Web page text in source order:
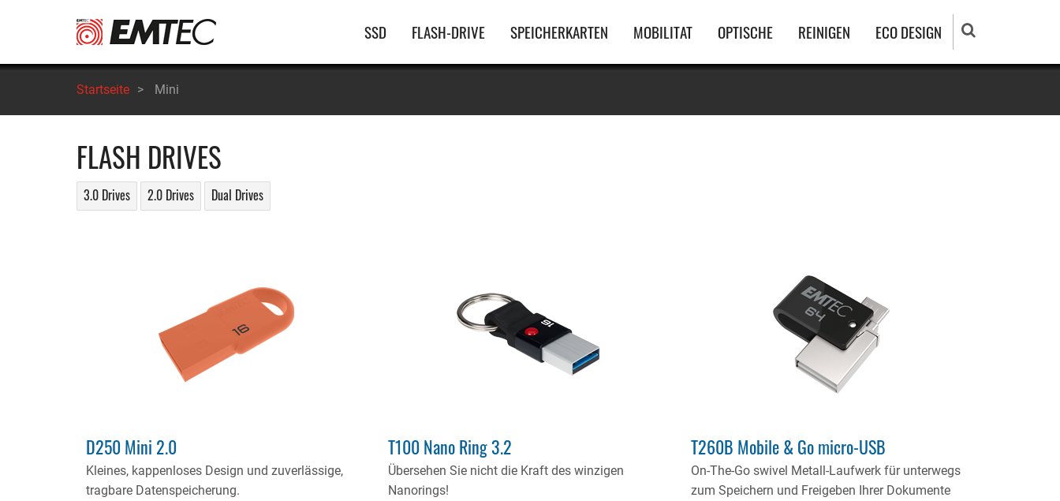
Hauptnavigation
SSD FLASH-DRIVE SPEICHERKARTEN MOBILITAT OPTISCHE REINIGEN ECO DESIGN
Startseite > Mini
FLASH DRIVES
3.0 Drives 2.0 Drives Dual Drives
D250 Mini 2.0
Kleines, kappenloses Design und zuverlässige,
tragbare Datenspeicherung.
T100 Nano Ring 3.2
Übersehen Sie nicht die Kraft des winzigen
Nanorings!
T260B Mobile & Go micro-USB
On-The-Go swivel Metall-Laufwerk für unterwegs
zum Speichern und Freigeben Ihrer Dokumente